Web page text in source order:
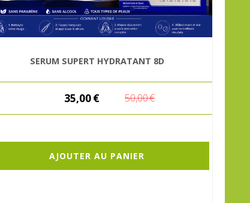
SERUM SUPERT HYDRATANT 8D
35,00€ 50,00€
AJOUTER AU PANIER